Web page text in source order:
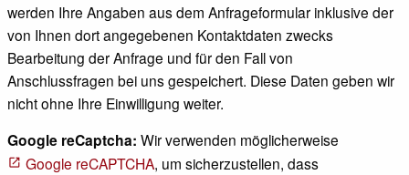
werden Ihre Angaben aus dem Anfrageformular inklusive der
von Ihnen dort angegebenen Kontaktdaten zwecks
Bearbeitung der Anfrage und für den Fall von
Anschlussfragen bei uns gespeichert. Diese Daten geben wir
nicht ohne Ihre Einwilligung weiter.
Google reCaptcha: Wir verwenden möglicherweise
Google reCAPTCHA, um sicherzustellen, dass